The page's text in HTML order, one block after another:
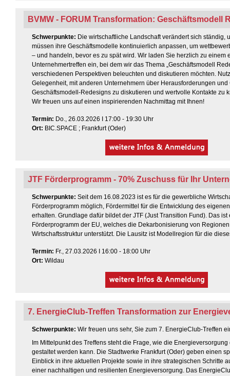
BVMW - FORUM Transformation: Geschäftsmodell
Schwerpunkte: Die wirtschaftliche Landschaft verändert sich ständig,
müssen ihre Geschäftsmodelle kontinuierlich anpassen, um
– und handeln, bevor es zu spät wird. Wir laden Sie herzlich zu einem
Unternehmertreffen ein, bei dem wir das Thema „Geschäftsmodell
verschiedenen Perspektiven beleuchten und diskutieren möchten.
Gelegenheit, mit anderen Unternehmern über Herausforderungen und
Geschäftsmodell-Redesigns zu diskutieren und wertvolle Kontakte zu
Wir freuen uns auf einen inspirierenden Nachmittag mit Ihnen!
Termin: Do., 26.03.2026 I 17:00 - 19:30 Uhr
Ort: BIC.SPACE ; Frankfurt (Oder)
JTF Förderprogramm - 70% Zuschuss für Ihr
Schwerpunkte: Seit dem 16.08.2023 ist es für die gewerbliche
Förderprogramm möglich, Fördermittel für die Entwicklung des
erhalten. Grundlage dafür bildet der JTF (Just Transition Fund). Das ist
Förderprogramm der EU, welches die Dekarbonisierung von
Wirtschaftsstruktur unterstützt. Die Lausitz ist Modellregion für die
Termin: Fr., 27.03.2026 I 16:00 - 18:00 Uhr
Ort: Wildau
7. EnergieClub-Treffen Transformation zur
Schwerpunkte: Wir freuen uns sehr, Sie zum 7. EnergieClub-Treffen
Im Mittelpunkt des Treffens steht die Frage, wie die Energieversorgung
gestaltet werden kann. Die Stadtwerke Frankfurt (Oder) geben einen
Einblick in ihre aktuellen Projekte sowie in ihre strategischen Schritte
einer nachhaltigen und resilienten Energieversorgung. Das